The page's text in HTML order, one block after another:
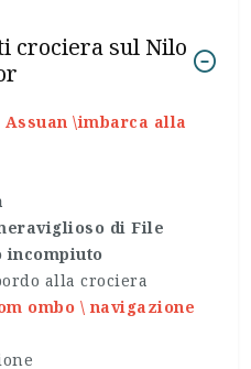
crociera sul Nilo
\imbarca alla
di File
incompiuto
alla crociera
ombo \ navigazione